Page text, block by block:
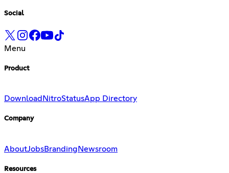
Social
Menu
Product
Download NitroStatusApp Directory
Company
AboutJobsBrandingNewsroom
Resources